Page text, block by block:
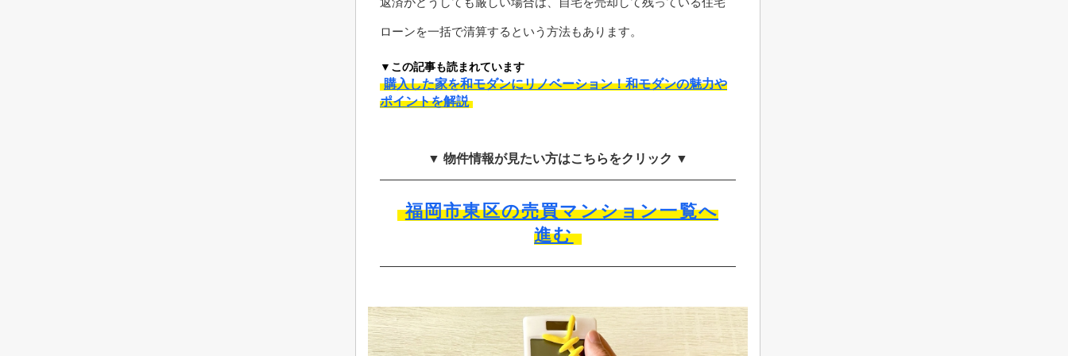
ローンを一括で清算するという方法もあります。
▼この記事も読まれています
購入した家を和モダンにリノベーション！和モダンの魅力や
ポイントを解説
▼ 物件情報が見たい方はこちらをクリック ▼
福岡市東区の売買マンション一覧へ
進む